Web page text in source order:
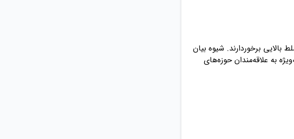
برخوردارند. شیوه بیان
به علاقه‌مندان حوزه‌های